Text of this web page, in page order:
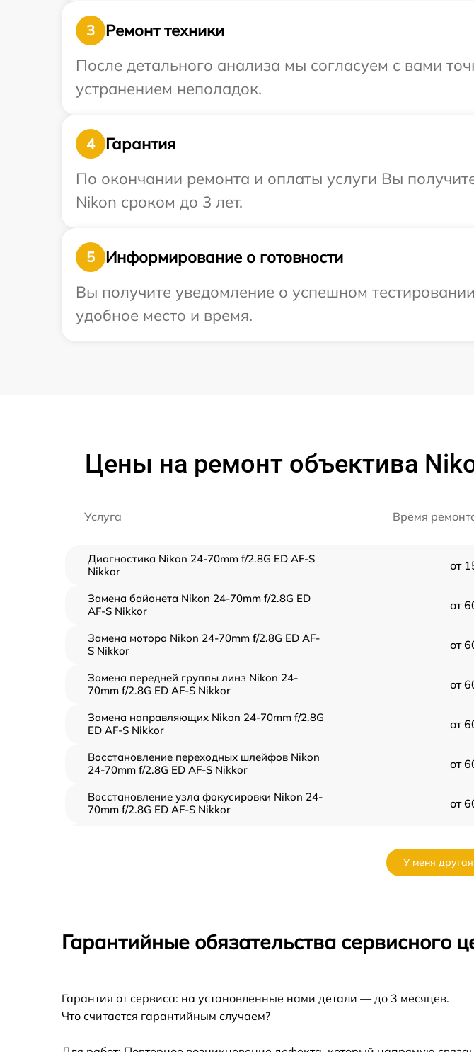
3
Ремонт техники
После детального анализа мы согласуем с вами
устранением неполадок.
4
Гарантия
По окончании ремонта и оплаты услуги Вы
Nikon сроком до 3 лет.
5
Информирование о готовности
Вы получите уведомление о успешном
удобное место и время.
Цены на ремонт объектива
Услуга Время
Диагностика Nikon 24-70mm f/2.8G ED AF-S
Nikkor
от
Замена байонета Nikon 24-70mm f/2.8G ED
AF-S Nikkor
от
Замена мотора Nikon 24-70mm f/2.8G ED AF-
S Nikkor
от
Замена передней группы линз Nikon 24-
70mm f/2.8G ED AF-S Nikkor
от
Замена направляющих Nikon 24-70mm f/2.8G
ED AF-S Nikkor
от
Восстановление переходных шлейфов Nikon
24-70mm f/2.8G ED AF-S Nikkor
от
Восстановление узла фокусировки Nikon 24-
70mm f/2.8G ED AF-S Nikkor
от
Обновление ПО Nikon 24-70mm f/2.8G ED AF-
S Nikkor
AF-S Nikkor
У меня
Гарантийные обязательства сервисного
Гарантия от сервиса: на установленные нами детали — до 3 месяцев.
Что считается гарантийным случаем?